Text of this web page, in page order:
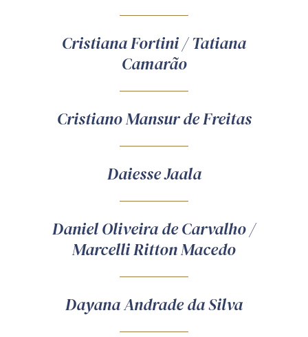
Cristiana Fortini / Tatiana
Camarão
Cristiano Mansur de Freitas
Daiesse Jaala
Daniel Oliveira de Carvalho /
Marcelli Ritton Macedo
Dayana Andrade da Silva